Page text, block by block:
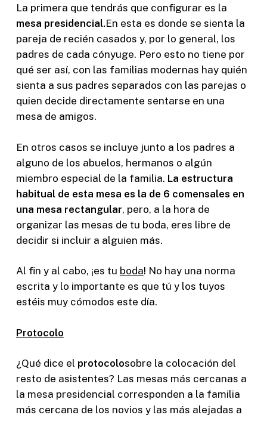
La primera que tendrás que configurar es la
mesa presidencial.En esta es donde se sienta la
pareja de recién casados y, por lo general, los
padres de cada cónyuge. Pero esto no tiene por
qué ser así, con las familias modernas hay quién
sienta a sus padres separados con las parejas o
quien decide directamente sentarse en una
mesa de amigos.
En otros casos se incluye junto a los padres a
alguno de los abuelos, hermanos o algún
miembro especial de la familia. La estructura
habitual de esta mesa es la de 6 comensales en
una mesa rectangular, pero, a la hora de
organizar las mesas de tu boda, eres libre de
decidir si incluir a alguien más.
Al fin y al cabo, ¡es tu boda! No hay una norma
escrita y lo importante es que tú y los tuyos
estéis muy cómodos este día.
Protocolo
¿Qué dice el protocolosobre la colocación del
resto de asistentes? Las mesas más cercanas a
la mesa presidencial corresponden a la familia
más cercana de los novios y las más alejadas a